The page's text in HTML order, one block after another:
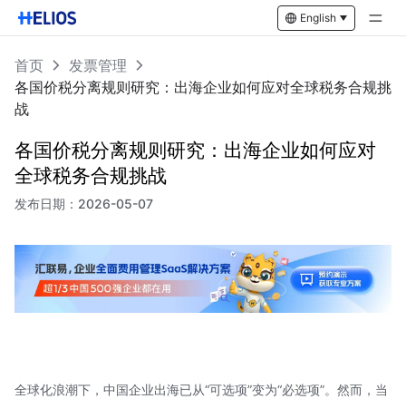
English
首页
发票管理
各国价税分离规则研究：出海企业如何应对全球税务合规挑
战
各国价税分离规则研究：出海企业如何应对
全球税务合规挑战
发布日期： 2026-05-07
全球化浪潮下，中国企业出海已从“可选项”变为“必选项”。然而，当